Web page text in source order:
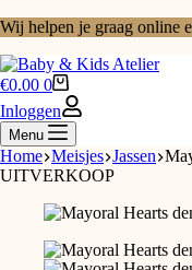
Wij helpen je graag online
Winkelwagen
€0.00 0
Inloggen
Menu
Home Meisjes Jassen
UITVERKOOP